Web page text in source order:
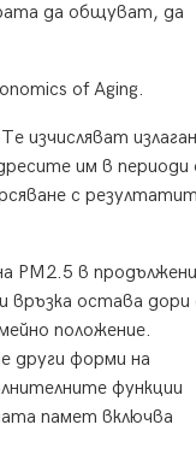
да общуват, да
of Aging.
изчисляват
им в
с
PM2.5 в
остава дори
положение.
други форми на
функции
памет включва